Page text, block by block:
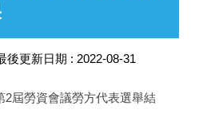
後更新日期 : 2022-08-31
2屆勞資會議勞方代表選舉結